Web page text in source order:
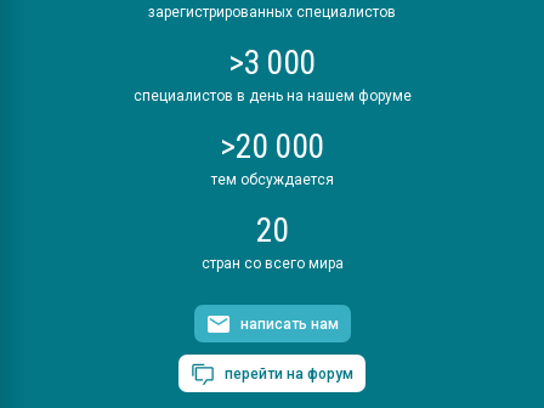
зарегистрированных специалистов
>3 000
специалистов в день на нашем форуме
>20 000
тем обсуждается
20
стран со всего мира
написать нам
перейти на форум